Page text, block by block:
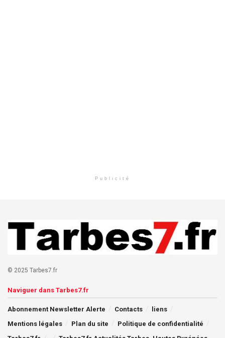
Publicité
© 2025 Tarbes7.fr
Naviguer dans Tarbes7.fr
Abonnement Newsletter Alerte Contacts
liens
Mentions légales
Plan du site
Politique de confidentialité